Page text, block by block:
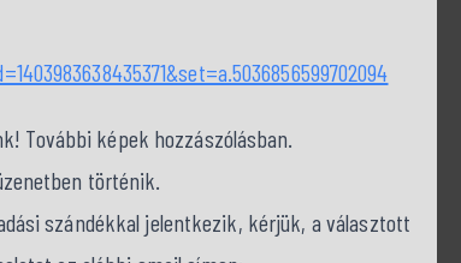
További képek hozzászólásban.
történik.
szándékkal jelentkezik, kérjük, a választott